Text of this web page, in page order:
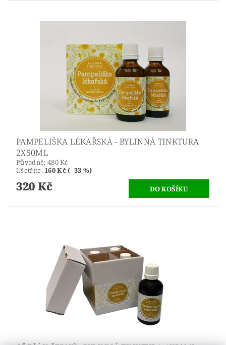
PAMPELIŠKA LÉKAŘSKÁ - BYLINNÁ TINKTURA
2X50ML
Původně: 480 Kč
Ušetříte:160 Kč (–33 %)
320 Kč